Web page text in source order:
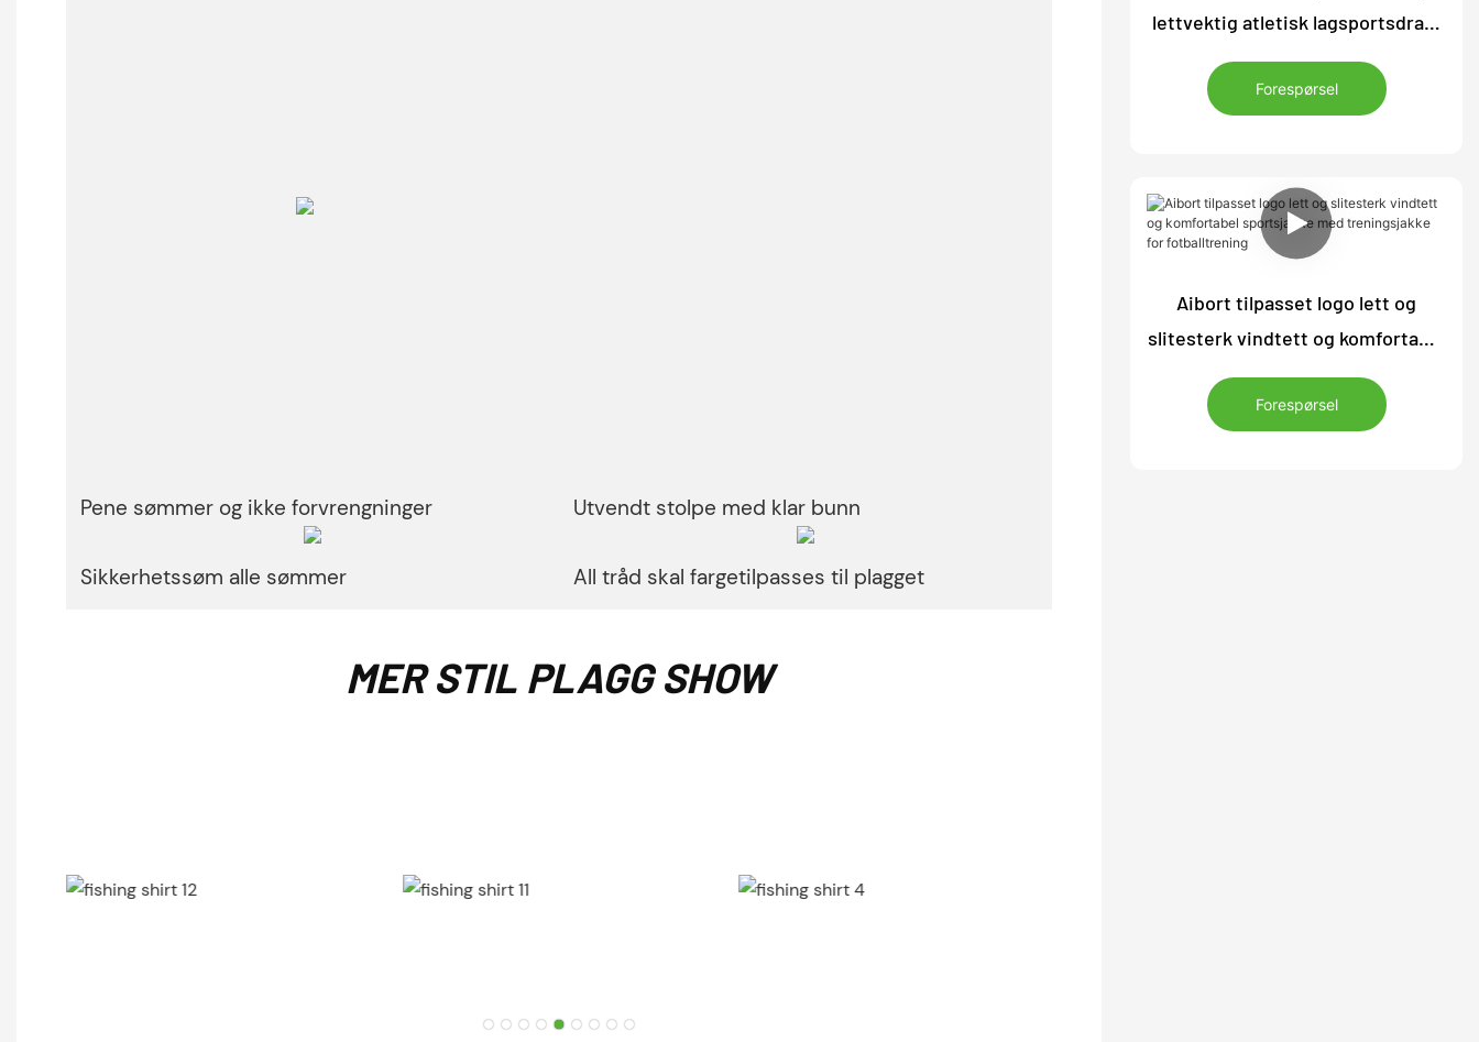
Pene sømmer og ikke forvrengninger Utvendt stolpe med klar bunn
Sikkerhetssøm alle sømmer All tråd skal fargetilpasses til plagget
MER STIL PLAGG SHOW
lettvektig atletisk lagsportsdrakt
for mesterskap
Forespørsel
Aibort tilpasset logo lett og
slitesterk vindtett og komfortabel
sportsjakke med treningsjakke for
fotballtrening
Forespørsel